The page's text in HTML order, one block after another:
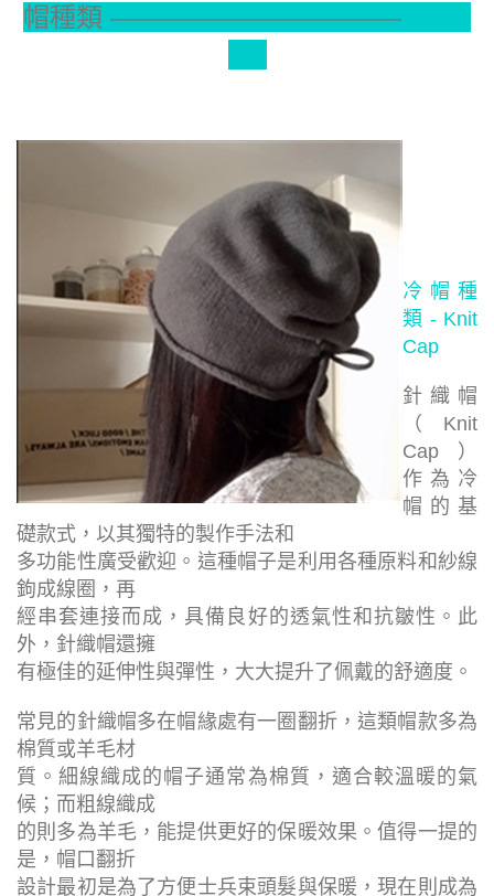
帽種類 ———————————
冷帽種
類 - Knit
Cap
針織帽
（Knit
Cap）
作為冷
帽的基
礎款式，以其獨特的製作手法和
多功能性廣受歡迎。這種帽子是利用各種原料和紗線
鉤成線圈，再
經串套連接而成，具備良好的透氣性和抗皺性。此
外，針織帽還擁
有極佳的延伸性與彈性，大大提升了佩戴的舒適度。
常見的針織帽多在帽緣處有一圈翻折，這類帽款多為
棉質或羊毛材
質。細線織成的帽子通常為棉質，適合較溫暖的氣
候；而粗線織成
的則多為羊毛，能提供更好的保暖效果。值得一提的
是，帽口翻折
設計最初是為了方便士兵束頭髮與保暖，現在則成為